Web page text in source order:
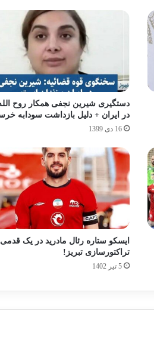
دستگیری شیرین نجفی همکار روح
در ایران + دلیل بازداشت سودابه
16 دی 1399
ایسکو ستاره رئال مادرید در یک قدمی
تراکتورسازی تبریز!
5 تیر 1402